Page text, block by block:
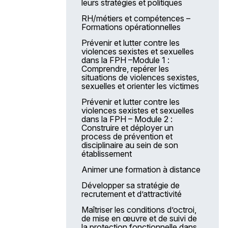
Les services destinés
LA ForMuLE
L’offre de services e-Multi +
AFN 2025 – Actions de
formation nationale
Accompagnement des projets
professionnels individuels
Accompagnement des projets
personnels de formation
L’apprentissage au sein de
la FPH
Nos moyens de communication
Maintien et développement des
compétences en réanimation /
soins critiques adultes et
pédiatriques – Module 2A
Maintien et développement des
compétences en réanimation /
soins critiques adultes et
pédiatriques – Module 2B IDE
Prévenir le recours à l’isolement
et la contention en psychiatrie
Prévenir le recours à l’isolement
et la contention en psychiatrie
Améliorer la communication dans
la relation entre les
professionnels et les soignés, les
familles, les proches et les
aidants
Spécificité de la prise en charge
en oncologie des adolescents-
jeunes patients
Les situations de violence et le
personnel administratif – Module
1
Les situations de violence et le
personnel administratif – Module
1
Les situations de violence dans
les services – Module 2
Les situations de violence dans
les services – Module 2
Conduite en toute sécurité et
éco-responsable –(AFN2025)
Qualité de la prestation hôtelière
en EHPAD –Hygiène et entretien
Prévention des erreurs
médicamenteuses
Travailler la nuit en Ehpad
leurs stratégies et politiques
RH/métiers et compétences –
Formations opérationnelles
Prévenir et lutter contre les
violences sexistes et sexuelles
dans la FPH –Module 1 :
Comprendre, repérer les
situations de violences sexistes,
sexuelles et orienter les victimes
Prévenir et lutter contre les
violences sexistes et sexuelles
dans la FPH – Module 2 :
Construire et déployer un
process de prévention et
disciplinaire au sein de son
établissement
Animer une formation à distance
Développer sa stratégie de
recrutement et d’attractivité
Maîtriser les conditions d’octroi,
de mise en œuvre et de suivi de